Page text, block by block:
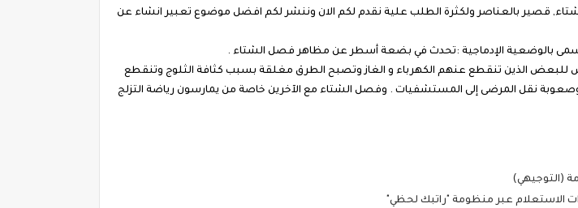
قصير بالعناصر ولكثرة الطلب علية نقدم لكم الان وننشر لكم افضل موضوع تعبير انشاء عن
يسمى بالوضعية الإدماجية :تحدث في بضعة أسطر عن مظاهر فصل الشتاء .
الذين تنقطع عنهم الكهرباء و الغاز وتصبح الطرق مغلقة بسبب كثافة الثلوج وتنقطع
نقل المرضى إلى المستشفيات . وفصل الشتاء مع الآخرين خاصة من يمارسون رياضة التزلج